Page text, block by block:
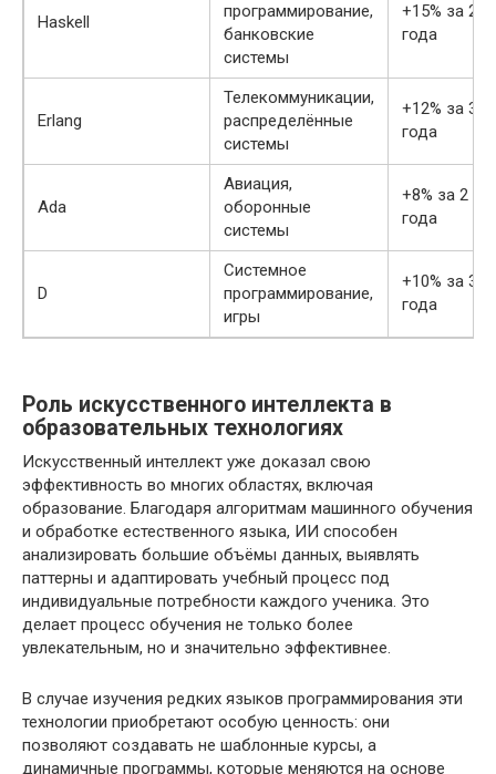
Haskell
программирование,
банковские
системы
+15% за 2
года
Erlang
Телекоммуникации,
распределённые
системы
+12% за 3
года
Ada
Авиация,
оборонные
системы
+8% за 2
года
D
Системное
программирование,
игры
+10% за 3
года
Роль искусственного интеллекта в
образовательных технологиях
Искусственный интеллект уже доказал свою
эффективность во многих областях, включая
образование. Благодаря алгоритмам машинного обучения
и обработке естественного языка, ИИ способен
анализировать большие объёмы данных, выявлять
паттерны и адаптировать учебный процесс под
индивидуальные потребности каждого ученика. Это
делает процесс обучения не только более
увлекательным, но и значительно эффективнее.
В случае изучения редких языков программирования эти
технологии приобретают особую ценность: они
позволяют создавать не шаблонные курсы, а
динамичные программы, которые меняются на основе